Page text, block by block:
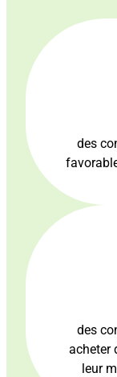
des
des
acheter
leur